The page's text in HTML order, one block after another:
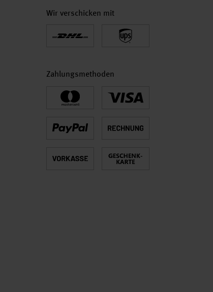
Wir verschicken mit
Zahlungsmethoden